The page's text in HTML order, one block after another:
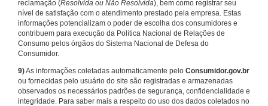
reclamação (Resolvida ou Não Resolvida), bem como registrar seu
nível de satisfação com o atendimento prestado pela empresa. Estas
informações potencializam o poder de escolha dos consumidores e
contribuem para execução da Política Nacional de Relações de
Consumo pelos órgãos do Sistema Nacional de Defesa do
Consumidor.
9)As informações coletadas automaticamente pelo Consumidor.gov.br
ou fornecidas pelo usuário do site são registradas e armazenadas
observados os necessários padrões de segurança, confidencialidade e
integridade. Para saber mais a respeito do uso dos dados coletados no